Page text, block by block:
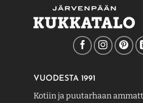
VUODESTA 1991
Kotiin ja puutarhaan